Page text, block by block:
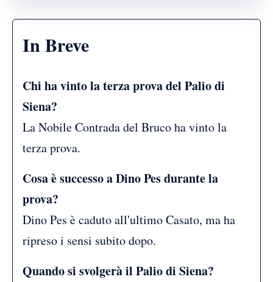
In Breve
Chi ha vinto la terza prova del Palio di
Siena?
La Nobile Contrada del Bruco ha vinto la
terza prova.
Cosa è successo a Dino Pes durante la
prova?
Dino Pes è caduto all'ultimo Casato, ma ha
ripreso i sensi subito dopo.
Quando si svolgerà il Palio di Siena?